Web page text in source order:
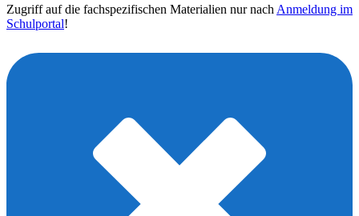
Zugriff auf die fachspezifischen Materialien nur nach Anmeldung im
Schulportal!